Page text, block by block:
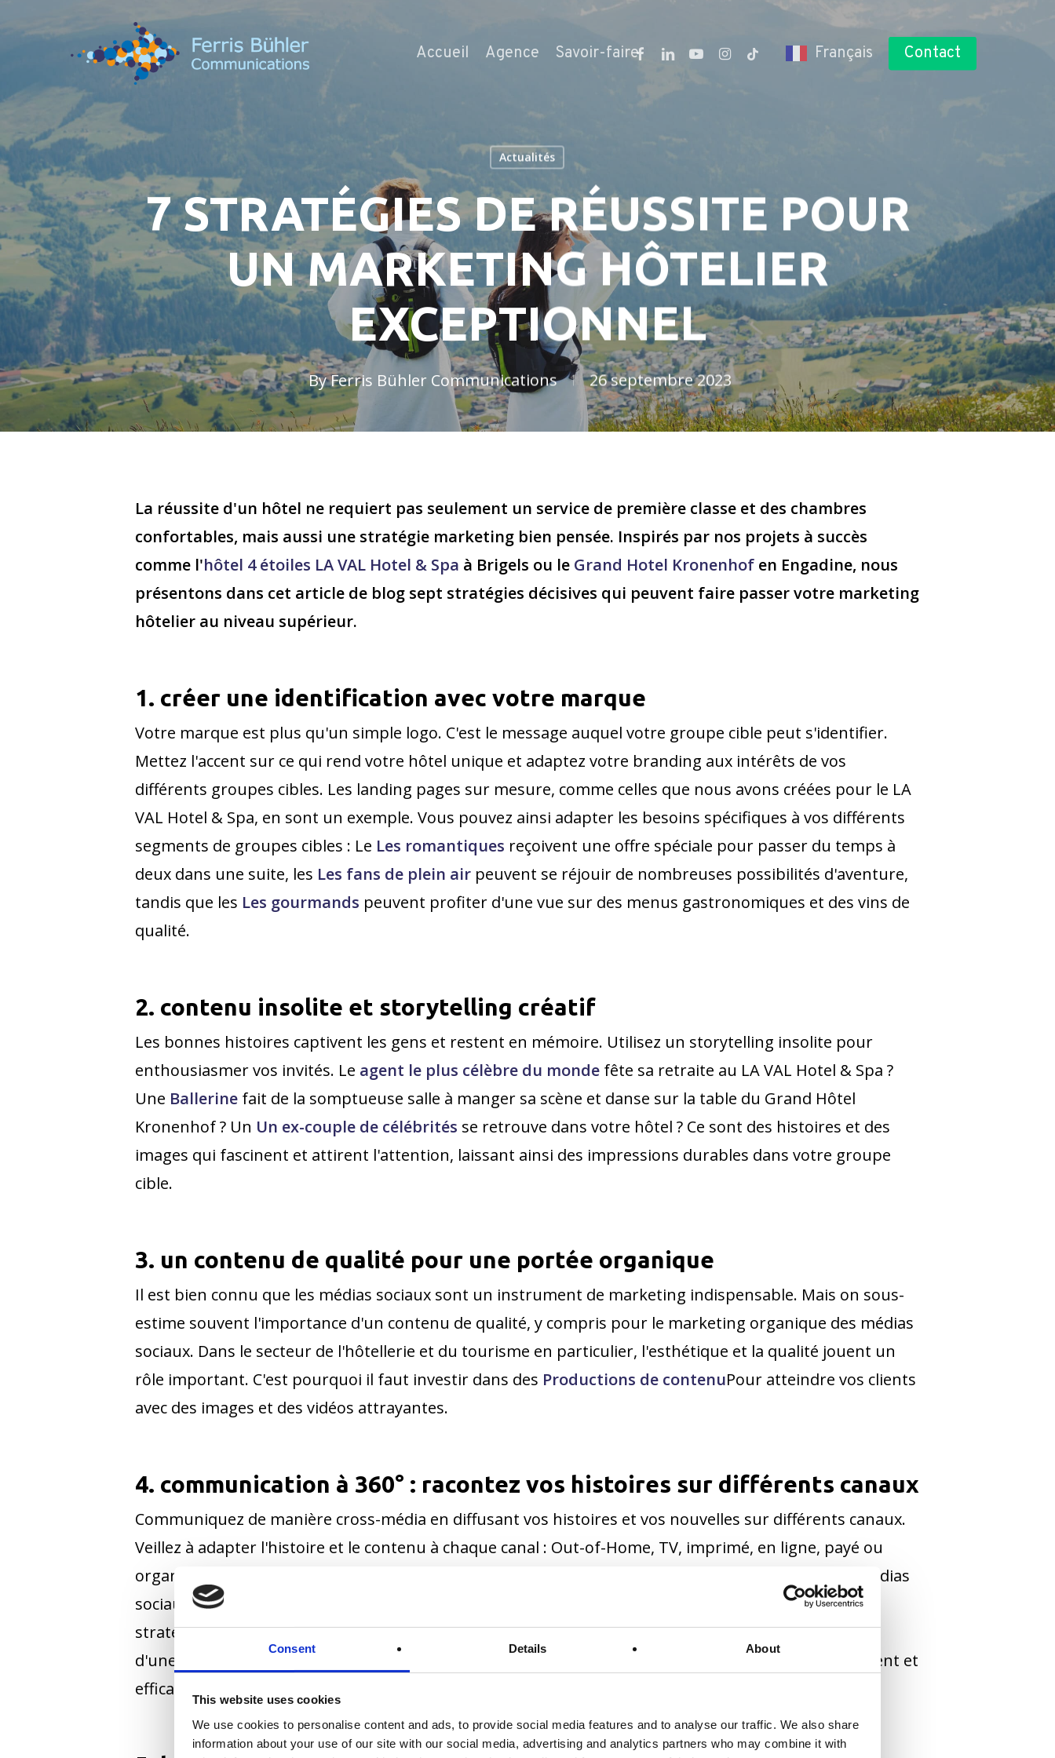
Consent Details About
This website uses cookies
We use cookies to personalise content and ads, to provide social media features and to analyse our traffic. We also share
information about your use of our site with our social media, advertising and analytics partners who may combine it with
content
Accueil Agence Savoir-fairefacebook
linkedinyoutubeinstagram
tiktok Français Contact
Actualités
7 STRATÉGIES DE RÉUSSITE POUR
UN MARKETING HÔTELIER
EXCEPTIONNEL
ByFerris Bühler Communications 26 septembre 2023
La réussite d'un hôtel ne requiert pas seulement un service de première classe et des chambres
confortables, mais aussi une stratégie marketing bien pensée. Inspirés par nos projets à succès
comme l'hôtel 4 étoiles LA VAL Hotel & Spa à Brigels ou le Grand Hotel Kronenhof en Engadine, nous
présentons dans cet article de blog sept stratégies décisives qui peuvent faire passer votre marketing
hôtelier au niveau supérieur.
1. créer une identification avec votre marque
Votre marque est plus qu'un simple logo. C'est le message auquel votre groupe cible peut s'identifier.
Mettez l'accent sur ce qui rend votre hôtel unique et adaptez votre branding aux intérêts de vos
différents groupes cibles. Les landing pages sur mesure, comme celles que nous avons créées pour le LA
VAL Hotel & Spa, en sont un exemple. Vous pouvez ainsi adapter les besoins spécifiques à vos différents
segments de groupes cibles : Le Les romantiques reçoivent une offre spéciale pour passer du temps à
deux dans une suite, les Les fans de plein air peuvent se réjouir de nombreuses possibilités d'aventure,
tandis que les Les gourmands peuvent profiter d'une vue sur des menus gastronomiques et des vins de
qualité.
2. contenu insolite et storytelling créatif
Les bonnes histoires captivent les gens et restent en mémoire. Utilisez un storytelling insolite pour
enthousiasmer vos invités. Le agent le plus célèbre du monde fête sa retraite au LA VAL Hotel & Spa ?
Une Ballerine fait de la somptueuse salle à manger sa scène et danse sur la table du Grand Hôtel
Kronenhof ? Un Un ex-couple de célébrités se retrouve dans votre hôtel ? Ce sont des histoires et des
images qui fascinent et attirent l'attention, laissant ainsi des impressions durables dans votre groupe
cible.
3. un contenu de qualité pour une portée organique
Il est bien connu que les médias sociaux sont un instrument de marketing indispensable. Mais on sous-
estime souvent l'importance d'un contenu de qualité, y compris pour le marketing organique des médias
sociaux. Dans le secteur de l'hôtellerie et du tourisme en particulier, l'esthétique et la qualité jouent un
rôle important. C'est pourquoi il faut investir dans des Productions de contenuPour atteindre vos clients
avec des images et des vidéos attrayantes.
4. communication à 360° : racontez vos histoires sur différents canaux
Communiquez de manière cross-média en diffusant vos histoires et vos nouvelles sur différents canaux.
Veillez à adapter l'histoire et le contenu à chaque canal : Out-of-Home, TV, imprimé, en ligne, payé ou
organique - utilisez les possibilités de chaque média et créez des légendes croustillantes pour les médias
sociaux et des messages vidéo attrayants adaptés au texte détaillé d'une brochure. Pour que votre
stratégie de storytelling à 360° soit un succès, tout doit venir d'une seule source. Cherchez le soutien
d'une agence qui est forte dans tous les domaines. Ainsi, le message de votre marque restera cohérent et
efficace.